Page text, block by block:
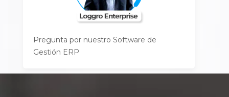
Pregunta por nuestro Software de
Gestión ERP